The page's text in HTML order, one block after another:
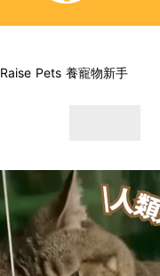
Raise Pets 養寵物新手